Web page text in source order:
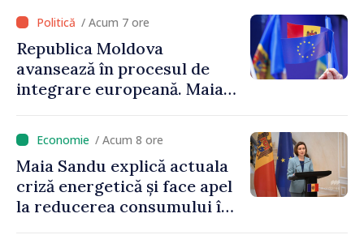
libere și corecte””
/ Acum 7 ore
Republica Moldova
avansează în procesul de
integrare europeană. Maia
niciun stat”
/ Acum 8 ore
Maia Sandu explică actuala
criză energetică și face apel
la reducerea consumului în